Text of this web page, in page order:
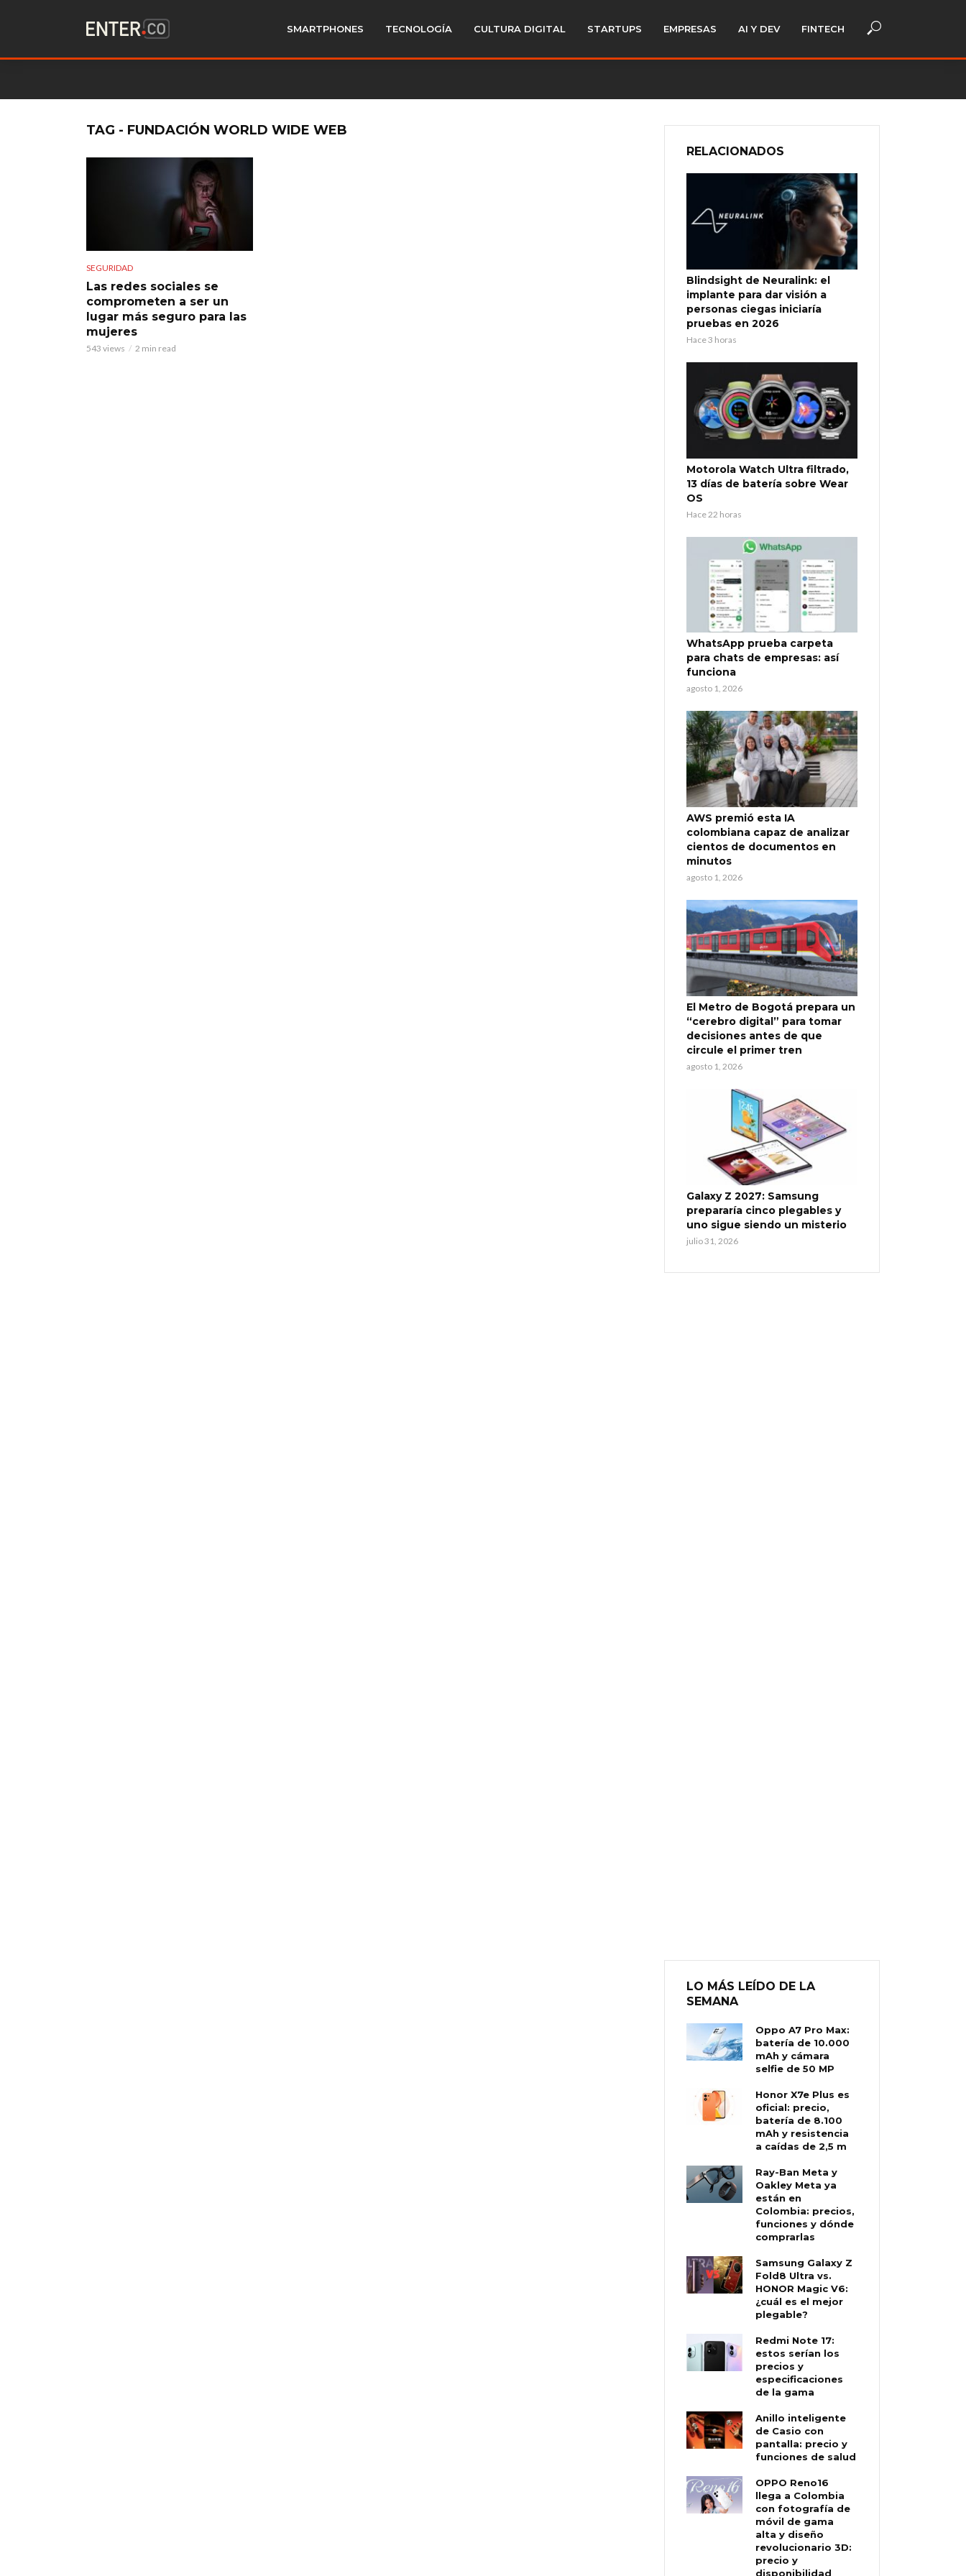
SMARTPHONES TECNOLOGÍA CULTURA DIGITAL STARTUPS EMPRESAS AI Y DEV FINTECH
TAG - FUNDACIÓN WORLD WIDE WEB
SEGURIDAD
Las redes sociales se
comprometen a ser un
lugar más seguro para las
mujeres
543 views 2 min read
RELACIONADOS
Blindsight de Neuralink: el
implante para dar visión a
personas ciegas iniciaría
pruebas en 2026
Hace 3 horas
Motorola Watch Ultra filtrado,
13 días de batería sobre Wear
OS
Hace 22 horas
WhatsApp prueba carpeta
para chats de empresas: así
funciona
agosto 1, 2026
AWS premió esta IA
colombiana capaz de analizar
cientos de documentos en
minutos
agosto 1, 2026
El Metro de Bogotá prepara un
“cerebro digital” para tomar
decisiones antes de que
circule el primer tren
agosto 1, 2026
Galaxy Z 2027: Samsung
prepararía cinco plegables y
uno sigue siendo un misterio
julio 31, 2026
LO MÁS LEÍDO DE LA
SEMANA
Oppo A7 Pro Max:
batería de 10.000
mAh y cámara
selfie de 50 MP
Honor X7e Plus es
oficial: precio,
batería de 8.100
mAh y resistencia
a caídas de 2,5 m
Ray-Ban Meta y
Oakley Meta ya
están en
Colombia: precios,
funciones y dónde
comprarlas
Samsung Galaxy Z
Fold8 Ultra vs.
HONOR Magic V6:
¿cuál es el mejor
plegable?
Redmi Note 17:
estos serían los
precios y
especificaciones
de la gama
Anillo inteligente
de Casio con
pantalla: precio y
funciones de salud
OPPO Reno16
llega a Colombia
con fotografía de
móvil de gama
alta y diseño
revolucionario 3D:
precio y
disponibilidad